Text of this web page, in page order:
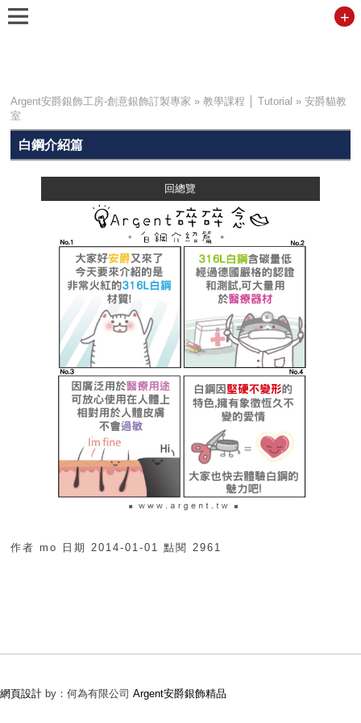
+
Argent安爵銀飾工房-創意銀飾訂製專家 »教學課程 │ Tutorial »安爵貓教
室
白鋼介紹篇
回總覽
作者 mo 日期2014-01-01 點閱2961
網頁設計 by：何為有限公司 Argent安爵銀飾精品